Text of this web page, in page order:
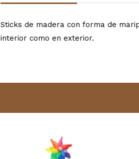
Sticks de madera con forma de
interior como en exterior.